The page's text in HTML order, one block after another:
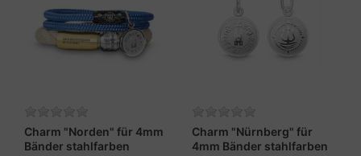
Charm "Norden" für 4mm
Bänder stahlfarben
Charm "Nürnberg" für
4mm Bänder stahlfarben